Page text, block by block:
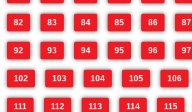
82 83 84 85 86 87
92 93 94 95 96 97
102 103 104 105 106
111 112 113 114 115